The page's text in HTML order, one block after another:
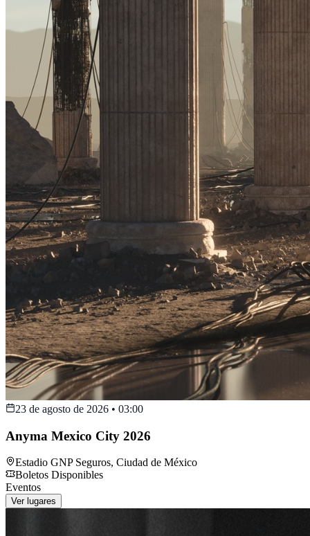
23 de agosto de 2026 • 03:00
Anyma Mexico City 2026
Estadio GNP Seguros, Ciudad de México
Boletos Disponibles
Eventos
Ver lugares